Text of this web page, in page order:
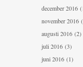
december 2016
november 2016
augusti 2016 (2)
juli 2016 (3)
juni 2016 (1)